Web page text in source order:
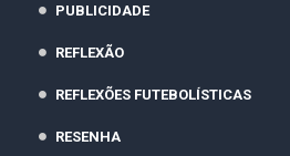
PUBLICIDADE
REFLEXÃO
REFLEXÕES FUTEBOLÍSTICAS
RESENHA